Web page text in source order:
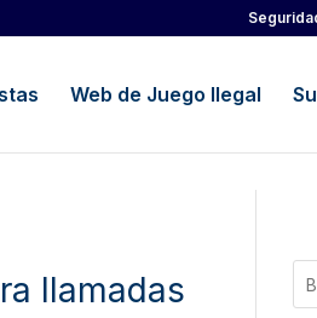
Web de Juego Ilegal
llamadas